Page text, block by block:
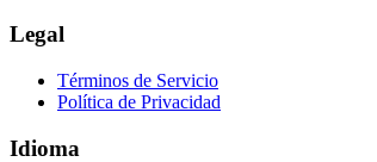
Legal
Términos de Servicio
Política de Privacidad
Idioma